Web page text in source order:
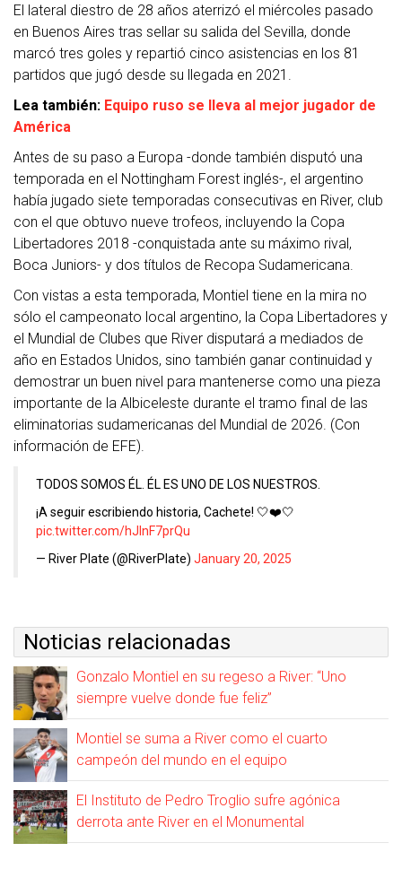
El lateral diestro de 28 años aterrizó el miércoles pasado
en Buenos Aires tras sellar su salida del Sevilla, donde
marcó tres goles y repartió cinco asistencias en los 81
partidos que jugó desde su llegada en 2021.
Lea también: Equipo ruso se lleva al mejor jugador de
América
Antes de su paso a Europa -donde también disputó una
temporada en el Nottingham Forest inglés-, el argentino
había jugado siete temporadas consecutivas en River, club
con el que obtuvo nueve trofeos, incluyendo la Copa
Libertadores 2018 -conquistada ante su máximo rival,
Boca Juniors- y dos títulos de Recopa Sudamericana.
Con vistas a esta temporada, Montiel tiene en la mira no
sólo el campeonato local argentino, la Copa Libertadores y
el Mundial de Clubes que River disputará a mediados de
año en Estados Unidos, sino también ganar continuidad y
demostrar un buen nivel para mantenerse como una pieza
importante de la Albiceleste durante el tramo final de las
eliminatorias sudamericanas del Mundial de 2026. (Con
información de EFE).
TODOS SOMOS ÉL. ÉL ES UNO DE LOS NUESTROS.
¡A seguir escribiendo historia, Cachete! 🤍❤️🤍
pic.twitter.com/hJlnF7prQu
— River Plate (@RiverPlate) January 20, 2025
Noticias relacionadas
Gonzalo Montiel en su regeso a River: “Uno
siempre vuelve donde fue feliz”
Montiel se suma a River como el cuarto
campeón del mundo en el equipo
El Instituto de Pedro Troglio sufre agónica
derrota ante River en el Monumental